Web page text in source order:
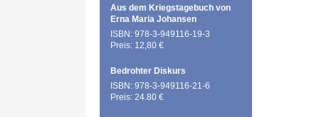
Aus dem Kriegstagebuch von
Erna Maria Johansen
ISBN: 978-3-949116-19-3
Preis: 12,80 €
Bedrohter Diskurs
ISBN: 978-3-949116-21-6
Preis: 24.80 €